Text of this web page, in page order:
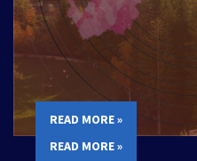
READ MORE »
READ MORE »